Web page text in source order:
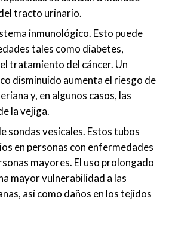
tracto urinario.
inmunológico. Esto puede
tales como diabetes,
tratamiento del cáncer. Un
disminuido aumenta el riesgo de
y, en algunos casos, las
la vejiga.
sondas vesicales. Estos tubos
en personas con enfermedades
mayores. El uso prolongado
mayor vulnerabilidad a las
así como daños en los tejidos